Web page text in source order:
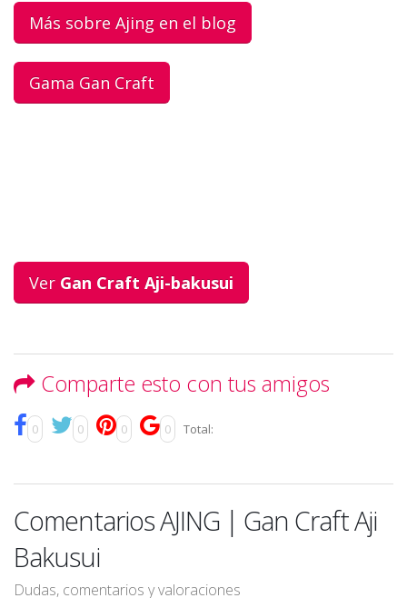
Más sobre Ajing en el blog
Gama Gan Craft
Ver Gan Craft Aji-bakusui
Comparte esto con tus amigos
0 0 0 0 Total:
Comentarios AJING | Gan Craft Aji
Bakusui
Dudas, comentarios y valoraciones